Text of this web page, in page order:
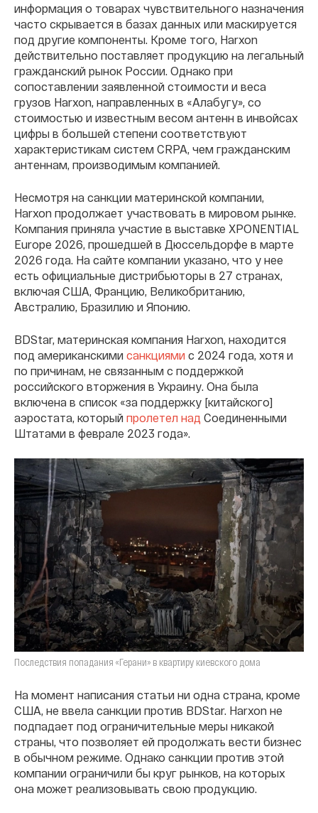
информация о товарах чувствительного назначения
часто скрывается в базах данных или маскируется
под другие компоненты. Кроме того, Harxon
действительно поставляет продукцию на легальный
гражданский рынок России. Однако при
сопоставлении заявленной стоимости и веса
грузов Harxon, направленных в «Алабугу», со
стоимостью и известным весом антенн в инвойсах
цифры в большей степени соответствуют
характеристикам систем CRPA, чем гражданским
антеннам, производимым компанией.
Несмотря на санкции материнской компании,
Harxon продолжает участвовать в мировом рынке.
Компания приняла участие в выставке XPONENTIAL
Europe 2026, прошедшей в Дюссельдорфе в марте
2026 года. На сайте компании указано, что у нее
есть официальные дистрибьюторы в 27 странах,
включая США, Францию, Великобританию,
Австралию, Бразилию и Японию.
BDStar, материнская компания Harxon, находится
под американскими санкциями с 2024 года, хотя и
по причинам, не связанным с поддержкой
российского вторжения в Украину. Она была
включена в список «за поддержку [китайского]
аэростата, который пролетел над Соединенными
Штатами в феврале 2023 года».
Последствия попадания «Герани» в квартиру киевского дома
На момент написания статьи ни одна страна, кроме
США, не ввела санкции против BDStar. Harxon не
подпадает под ограничительные меры никакой
страны, что позволяет ей продолжать вести бизнес
в обычном режиме. Однако санкции против этой
компании ограничили бы круг рынков, на которых
она может реализовывать свою продукцию.